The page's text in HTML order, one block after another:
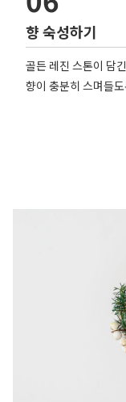
향 숙성하기
골든 레진 스톤이 담
향이 충분히 스며들